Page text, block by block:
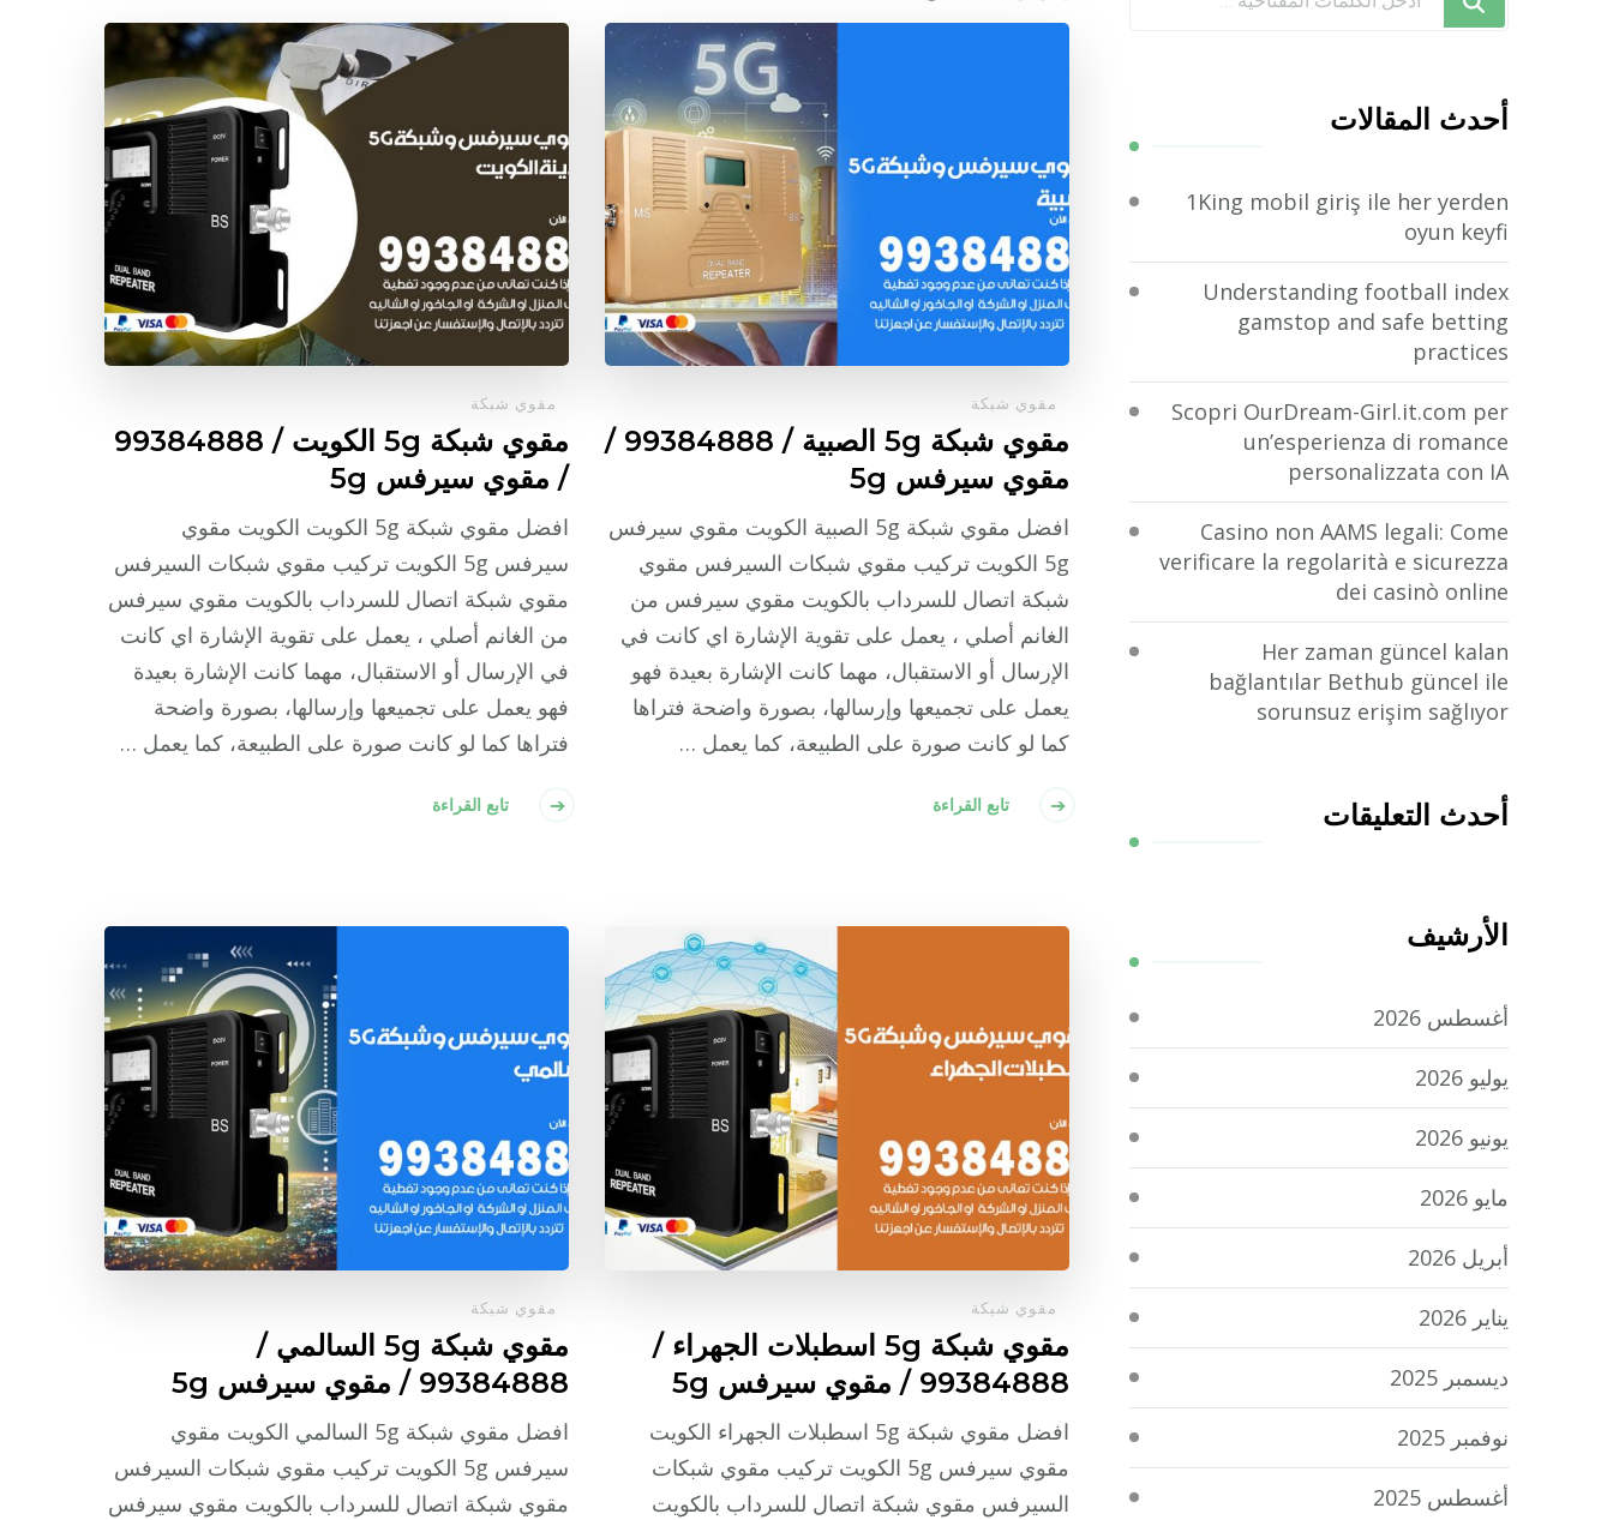
مقوي شبكة
مقوي شبكة 5g الصبية / 99384888 /
مقوي سيرفس 5g
افضل مقوي شبكة 5g الصبية الكويت مقوي سيرفس
5g الكويت تركيب مقوي شبكات السيرفس مقوي
شبكة اتصال للسرداب بالكويت مقوي سيرفس من
الغانم أصلي ، يعمل على تقوية الإشارة اي كانت في
الإرسال أو الاستقبال، مهما كانت الإشارة بعيدة فهو
يعمل على تجميعها وإرسالها، بصورة واضحة فتراها
كما لو كانت صورة على الطبيعة، كما يعمل …
تابع القراءة
مقوي شبكة
مقوي شبكة 5g الكويت / 99384888
/ مقوي سيرفس 5g
افضل مقوي شبكة 5g الكويت الكويت مقوي
سيرفس 5g الكويت تركيب مقوي شبكات السيرفس
مقوي شبكة اتصال للسرداب بالكويت مقوي سيرفس
من الغانم أصلي ، يعمل على تقوية الإشارة اي كانت
في الإرسال أو الاستقبال، مهما كانت الإشارة بعيدة
فهو يعمل على تجميعها وإرسالها، بصورة واضحة
فتراها كما لو كانت صورة على الطبيعة، كما يعمل …
تابع القراءة
مقوي شبكة
مقوي شبكة 5g اسطبلات الجهراء /
99384888 / مقوي سيرفس 5g
افضل مقوي شبكة 5g اسطبلات الجهراء الكويت
مقوي سيرفس 5g الكويت تركيب مقوي شبكات
السيرفس مقوي شبكة اتصال للسرداب بالكويت
مقوي شبكة
مقوي شبكة 5g السالمي /
99384888 / مقوي سيرفس 5g
افضل مقوي شبكة 5g السالمي الكويت مقوي
سيرفس 5g الكويت تركيب مقوي شبكات السيرفس
مقوي شبكة اتصال للسرداب بالكويت مقوي سيرفس
تبحث
شيء
ما؟
أحدث المقالات
1King mobil giriş ile her yerden
oyun keyfi
Understanding football index
gamstop and safe betting
practices
Scopri OurDream-Girl.it.com per
un’esperienza di romance
personalizzata con IA
Casino non AAMS legali: Come
verificare la regolarità e sicurezza
dei casinò online
Her zaman güncel kalan
bağlantılar Bethub güncel ile
sorunsuz erişim sağlıyor
أحدث التعليقات
الأرشيف
أغسطس 2026
يوليو 2026
يونيو 2026
مايو 2026
أبريل 2026
يناير 2026
ديسمبر 2025
نوفمبر 2025
أغسطس 2025